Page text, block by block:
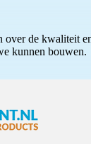
de kwaliteit
kunnen bouwen.